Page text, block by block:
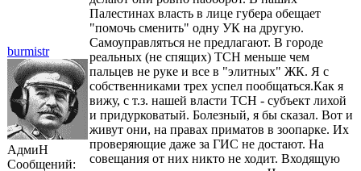
burmistr
АдмиН
Сообщений:
Палестинах власть в лице губера обещает
"помочь сменить" одну УК на другую.
Самоуправляться не предлагают. В городе
реальных (не спящих) ТСН меньше чем
пальцев не руке и все в "элитных" ЖК. Я с
собственниками трех успел пообщаться.Как я
вижу, с т.з. нашей власти ТСН - субъект лихой
и придурковатый. Болезный, я бы сказал. Вот и
живут они, на правах приматов в зоопарке. Их
проверяющие даже за ГИС не достают. На
совещания от них никто не ходит. Входящую